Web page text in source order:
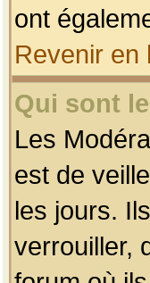
ont
Revenir en
Qui sont
Les
est de
les jours.
verrouiller,